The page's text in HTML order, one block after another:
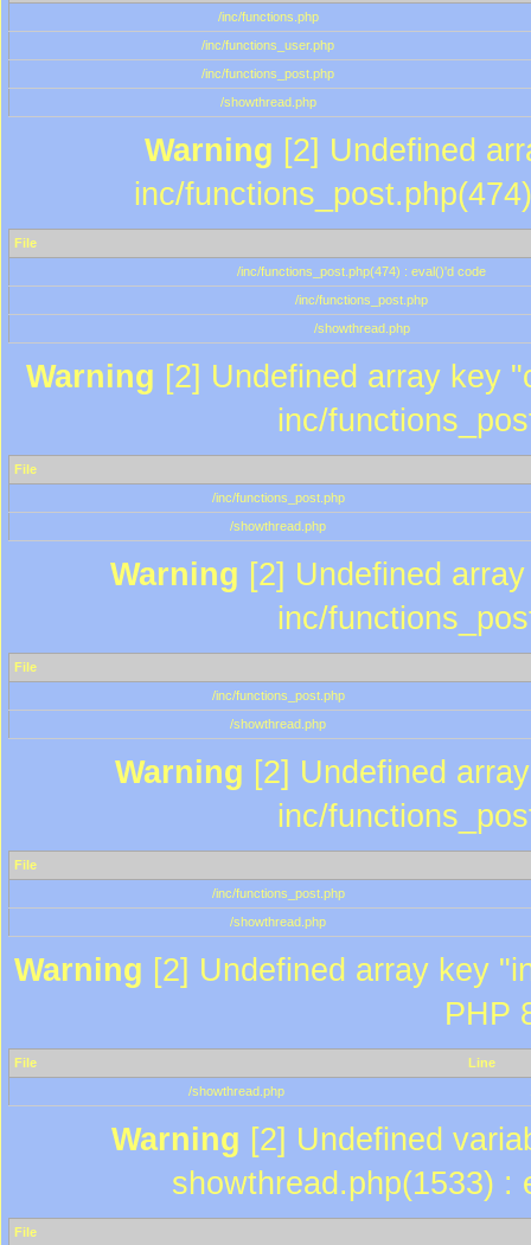
/inc/functions.php
/inc/functions_user.php
/inc/functions_post.php
/showthread.php
Warning [2] Undefined
inc/
File
/inc/functions_post.php(474) : eval()'d code
/inc/functions_post.php
/showthread.php
Warning [2] Undefined array key
inc/
File
/inc/functions_post.php
/showthread.php
Warning [2] Undefined
inc/
File
/inc/functions_post.php
/showthread.php
Warning [2] Undefined
inc/
File
/inc/functions_post.php
/showthread.php
Warning [2] Undefined array key
PHP
File
Line
/showthread.php
Warning [2] Undefined
showthread.php(1533) :
File